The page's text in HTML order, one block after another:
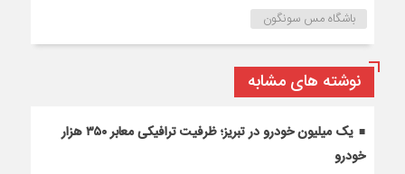
باشگاه مس سونگون
نوشته های مشابه
یک میلیون خودرو در تبریز؛ ظرفیت ترافیکی معابر ۳۵۰ هزار
خودرو